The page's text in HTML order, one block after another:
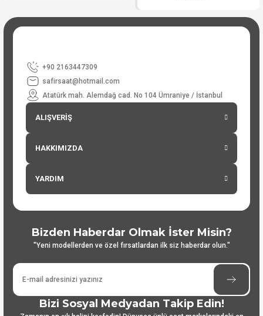
+90 2163447309
safirsaat@hotmail.com
Atatürk mah. Alemdağ cad. No 104 Ümraniye / İstanbul
ALIŞVERİŞ
HAKKIMIZDA
YARDIM
Bizden Haberdar Olmak İster Misin?
"Yeni modellerden ve özel fırsatlardan ilk siz haberdar olun."
Bizi Sosyal Medyadan Takip Edin!